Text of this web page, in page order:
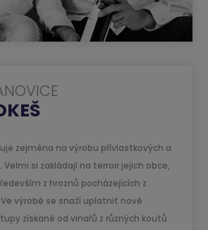
zejména na výrobu přívlastkových a
si zakládají na terroir jejich obce,
z hroznů pocházejících z
výrobě se snaží uplatnit nové
získané od vinařů z různých koutů